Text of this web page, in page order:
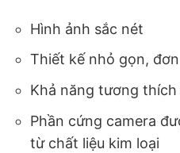
Hình ảnh sắc nét
Thiết kế nhỏ gọn,
Khả năng tương
Phần cứng camera
từ chất liệu kim loại